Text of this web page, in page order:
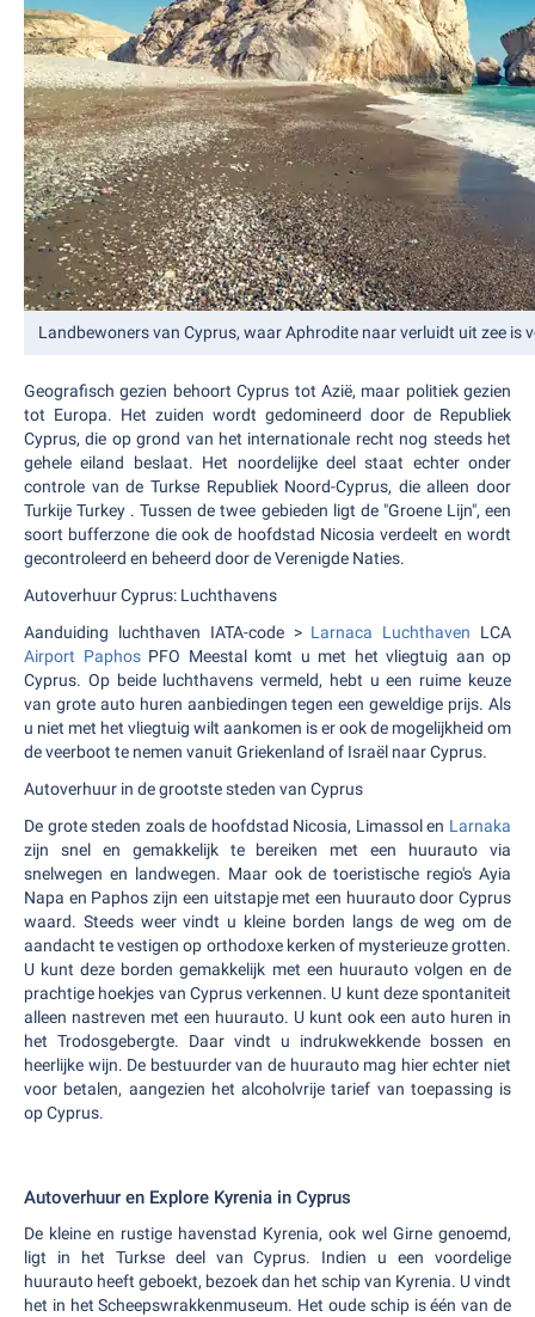
Landbewoners van Cyprus, waar Aphrodite naar verluidt uit zee is
Geografisch gezien behoort Cyprus tot Azië, maar politiek gezien
tot Europa. Het zuiden wordt gedomineerd door de Republiek
Cyprus, die op grond van het internationale recht nog steeds het
gehele eiland beslaat. Het noordelijke deel staat echter onder
controle van de Turkse Republiek Noord-Cyprus, die alleen door
Turkije Turkey . Tussen de twee gebieden ligt de "Groene Lijn", een
soort bufferzone die ook de hoofdstad Nicosia verdeelt en wordt
gecontroleerd en beheerd door de Verenigde Naties.
Autoverhuur Cyprus: Luchthavens
Aanduiding luchthaven IATA-code > Larnaca Luchthaven LCA
Airport PaphosPFO Meestal komt u met het vliegtuig aan op
Cyprus. Op beide luchthavens vermeld, hebt u een ruime keuze
van grote auto huren aanbiedingen tegen een geweldige prijs. Als
u niet met het vliegtuig wilt aankomen is er ook de mogelijkheid om
de veerboot te nemen vanuit Griekenland of Israël naar Cyprus.
Autoverhuur in de grootste steden van Cyprus
De grote steden zoals de hoofdstad Nicosia, Limassol en Larnaka
zijn snel en gemakkelijk te bereiken met een huurauto via
snelwegen en landwegen. Maar ook de toeristische regio's Ayia
Napa en Paphos zijn een uitstapje met een huurauto door Cyprus
waard. Steeds weer vindt u kleine borden langs de weg om de
aandacht te vestigen op orthodoxe kerken of mysterieuze grotten.
U kunt deze borden gemakkelijk met een huurauto volgen en de
prachtige hoekjes van Cyprus verkennen. U kunt deze spontaniteit
alleen nastreven met een huurauto. U kunt ook een auto huren in
het Trodosgebergte. Daar vindt u indrukwekkende bossen en
heerlijke wijn. De bestuurder van de huurauto mag hier echter niet
voor betalen, aangezien het alcoholvrije tarief van toepassing is
op Cyprus.
Autoverhuur en Explore Kyrenia in Cyprus
De kleine en rustige havenstad Kyrenia, ook wel Girne genoemd,
ligt in het Turkse deel van Cyprus. Indien u een voordelige
huurauto heeft geboekt, bezoek dan het schip van Kyrenia. U vindt
het in het Scheepswrakkenmuseum. Het oude schip is één van de